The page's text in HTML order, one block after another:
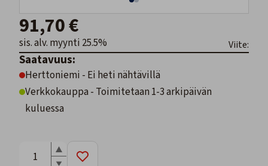
91,70 €
sis. alv. myynti 25.5% Viite:
Saatavuus:
Herttoniemi - Ei heti nähtävillä
Verkkokauppa - Toimitetaan 1-3 arkipäivän
kuluessa